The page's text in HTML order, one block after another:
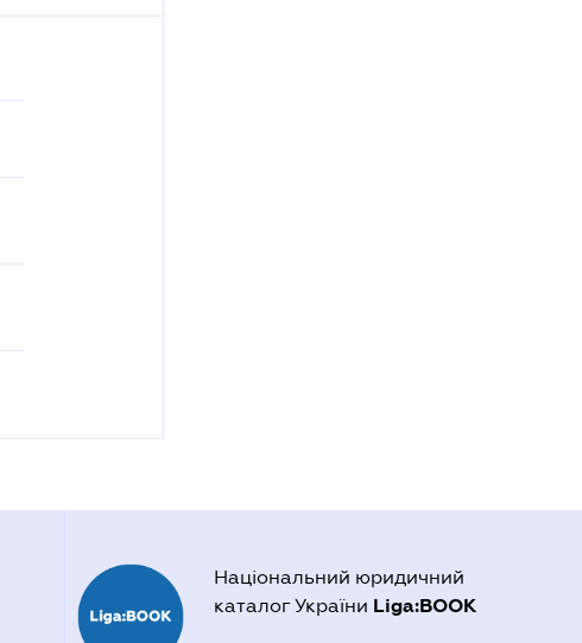
Національний юридичний
каталог України Liga:BOOK